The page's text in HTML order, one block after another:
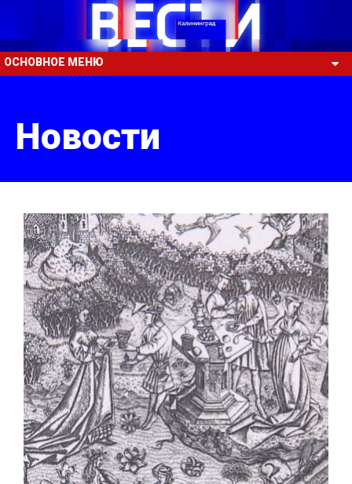
ОСНОВНОЕ МЕНЮ
Новости